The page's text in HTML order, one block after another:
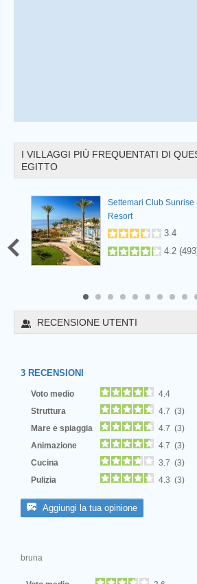
I VILLAGGI PIÙ FREQUENTATI DI
EGITTO
Settemari Club Sunrise
Resort
3.4
4.2 (493
RECENSIONE UTENTI
3 RECENSIONI
Voto medio
4.4
Struttura
4.7 (3)
Mare e spiaggia
4.7 (3)
Animazione
4.7 (3)
Cucina
3.7 (3)
Pulizia
4.3 (3)
Aggiungi la tua opinione
bruna